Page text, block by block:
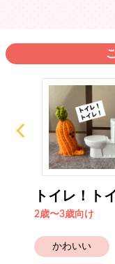
トイレ！ト
2歳〜3歳向け
かわいい